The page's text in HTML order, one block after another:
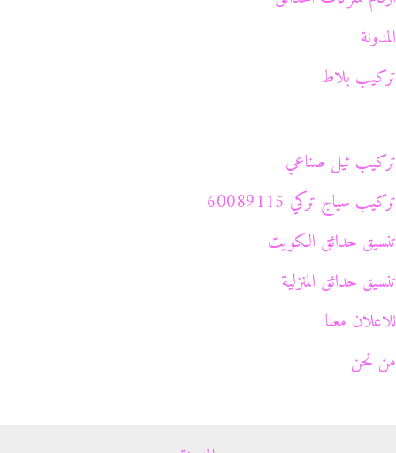
ن
المدونة
تركيب بلاط
تركيب ثيل صناعي
تركيب سياج تركي 60089115
تنسيق حدائق الكويت
تنسيق حدائق المنزلية
للاعلان معنا
من نحن